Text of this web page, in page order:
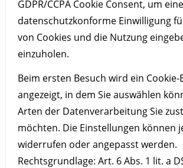
GDPR/CCPA Cookie Consent, um eine
datenschutzkonforme Einwilligung
von Cookies und die Nutzung
einzuholen.
Beim ersten Besuch wird ein Cookie-
angezeigt, in dem Sie auswählen
Arten der Datenverarbeitung Sie
möchten. Die Einstellungen können
widerrufen oder angepasst werden.
Rechtsgrundlage: Art. 6 Abs. 1 lit. a